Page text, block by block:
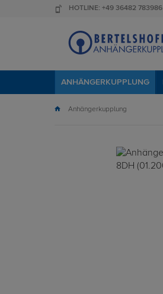
HOTLINE: +49 36482 783986
ANHÄNGERKUPPLUNG
Anhängerkupplung